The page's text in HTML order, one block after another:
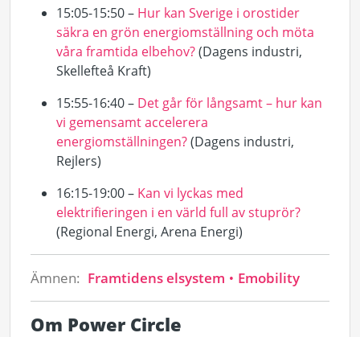
15:05-15:50 – Hur kan Sverige i orostider
säkra en grön energiomställning och möta
våra framtida elbehov?(Dagens industri,
Skellefteå Kraft)
15:55-16:40 – Det går för långsamt – hur kan
vi gemensamt accelerera
energiomställningen?(Dagens industri,
Rejlers)
16:15-19:00 – Kan vi lyckas med
elektrifieringen i en värld full av stuprör?
(Regional Energi, Arena Energi)
Ämnen: Framtidens elsystem Emobility
Om Power Circle